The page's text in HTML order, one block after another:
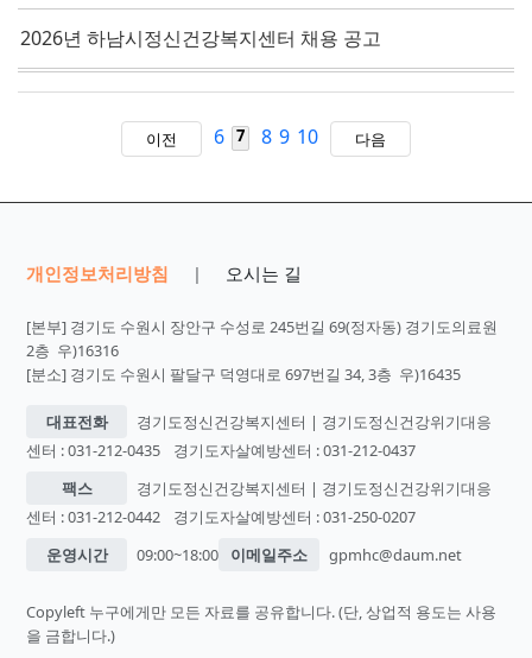
2026년 하남시정신건강복지센터 채용 공고
이전 6 7 8 9 10 다음
개인정보처리방침 | 오시는 길
[본부] 경기도 수원시 장안구 수성로 245번길 69(정자동) 경기도의료원
2층 우)16316
[분소] 경기도 수원시 팔달구 덕영대로 697번길 34, 3층 우)16435
대표전화
경기도정신건강복지센터 | 경기도정신건강위기대응
센터 : 031-212-0435
경기도자살예방센터 : 031-212-0437
팩스
경기도정신건강복지센터 | 경기도정신건강위기대응
센터 : 031-212-0442
경기도자살예방센터 : 031-250-0207
운영시간
09:00~18:00 이메일주소 gpmhc@daum.net
Copyleft 누구에게만 모든 자료를 공유합니다. (단, 상업적 용도는 사용
을 금합니다.)